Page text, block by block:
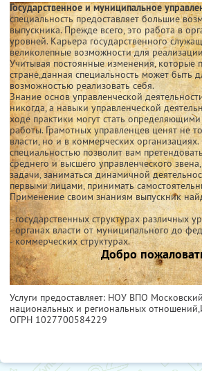
Государственное и муниципальное
специальность предоставляет большие
выпускника. Прежде всего, это работа в
уровней. Карьера государственного
великолепные возможности для
Учитывая постоянные изменения, которые
стране,данная специальность может быть
возможностью реализовать себя.
Знание основ управленческой
никогда, а навыки управленческой
ходе практики могут стать
работы. Грамотных управленцев ценят не
власти, но и в коммерческих
специальностью позволит вам
среднего и высшего управленческого
задачи, заниматься динамичной
первыми лицами, принимать
Применение своим знаниям выпускник
- государственных структурах различных
- органах власти от муниципального до
- коммерческих структурах.
Добро
Услуги предоставляет: НОУ ВПО
национальных и региональных отношений,
ОГРН 1027700584229